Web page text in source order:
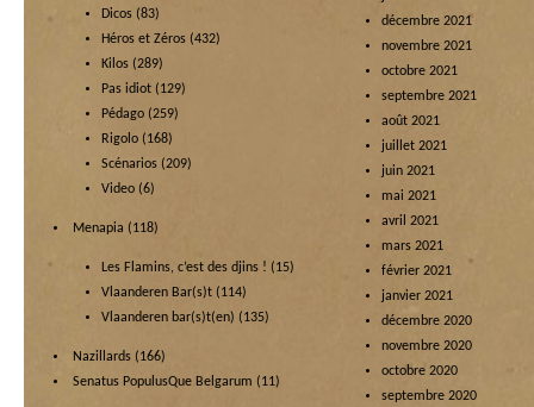
Dicos (83)
Héros et Zéros (432)
Kilos (289)
Pas idiot (129)
Pédago (259)
Rigolo (168)
Scénarios (209)
Video (6)
Menapia (118)
Les Flamins, c’est des djins ! (15)
Vlaanderen Bar(s)t (114)
Vlaanderen bar(s)t(en) (135)
Nazillards (166)
Senatus PopulusQue Belgarum (11)
décembre 2021
novembre 2021
octobre 2021
septembre 2021
août 2021
juillet 2021
juin 2021
mai 2021
avril 2021
mars 2021
février 2021
janvier 2021
décembre 2020
novembre 2020
octobre 2020
septembre 2020